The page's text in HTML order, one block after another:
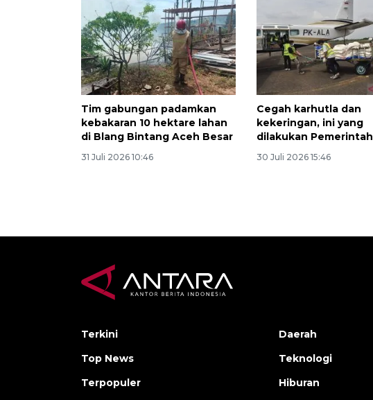
Tim gabungan padamkan
kebakaran 10 hektare lahan
di Blang Bintang Aceh Besar
31 Juli 2026 10:46
Cegah karhutla dan
kekeringan, ini yang
dilakukan Pemerintah
30 Juli 2026 15:46
Terkini
Top News
Terpopuler
Daerah
Teknologi
Hiburan